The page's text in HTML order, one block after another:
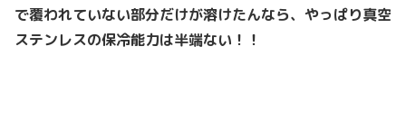
で覆われていない部分だけが溶けたんなら、やっぱり真空
ステンレスの保冷能力は半端ない！！